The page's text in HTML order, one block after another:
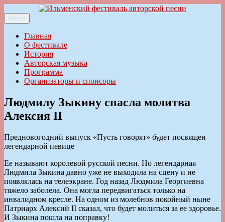
к
содержимому
Ильменский фестиваль авторской песни
Меню
Главная
О фестивале
История
Авторская музыка
Программа
Организаторы и спонсоры
Людмилу Зыкину спасла молитва
Алексия II
Предновогодний выпуск «Пусть говорят» будет посвящен
легендарной певице
Ее называют королевой русской песни. Но легендарная
Людмила Зыкина давно уже не выходила на сцену и не
появлялась на телеэкране. Год назад Людмила Георгиевна
тяжело заболела. Она могла передвигаться только на
инвалидном кресле. На одном из молебнов покойный ныне
Патриарх Алексий II сказал, что будет молиться за ее здоровье.
И Зыкина пошла на поправку!